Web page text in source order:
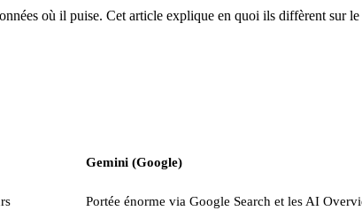
où il puise. Cet article explique en quoi ils diffèrent sur
Gemini (Google)
Portée énorme via Google Search et les AI